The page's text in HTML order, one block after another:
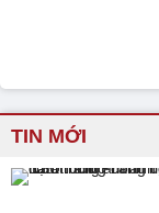
TIN MỚI